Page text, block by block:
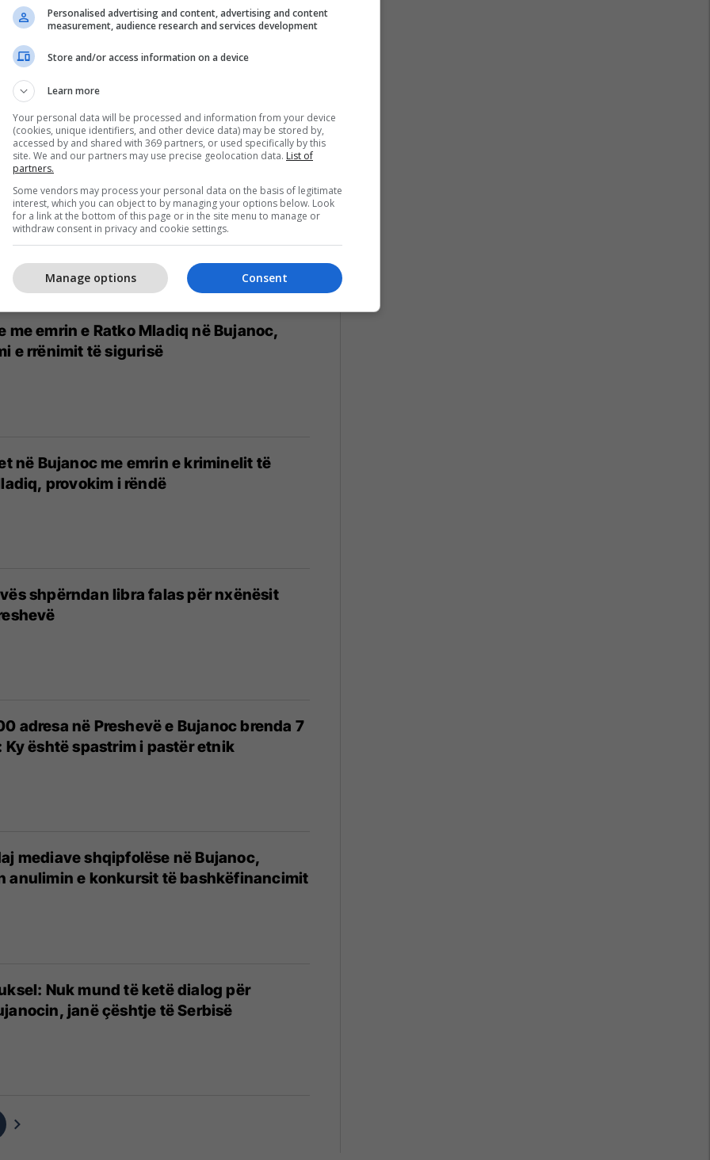
për ushtri me detyrim, shqiptarët e
kundërshtojnë
me emrin e Ratko Mladiq në Bujanoc,
e rrënimit të sigurisë
në Bujanoc me emrin e kriminelit të
provokim i rëndë
shpërndan libra falas për nxënësit
adresa në Preshevë e Bujanoc brenda 7
është spastrim i pastër etnik
mediave shqipfolëse në Bujanoc,
anulimin e konkursit të bashkëfinancimit
Nuk mund të ketë dialog për
janë çështje të Serbisë
Personalised advertising and content, advertising and content
measurement, audience research and services development
Store and/or access information on a device
Learn more
Your personal data will be processed and information from your device
(cookies, unique identifiers, and other device data) may be stored by,
accessed by and shared with 369 partners, or used specifically by this
site. We and our partners may use precise geolocation data. List of
partners.
Some vendors may process your personal data on the basis of legitimate
interest, which you can object to by managing your options below. Look
for a link at the bottom of this page or in the site menu to manage or
withdraw consent in privacy and cookie settings.
Consent
Manage options